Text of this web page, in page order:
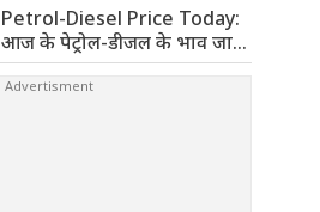
Petrol-Diesel Price Today:
आज के पेट्रोल-डीजल के भाव जारी,
जानिए ..